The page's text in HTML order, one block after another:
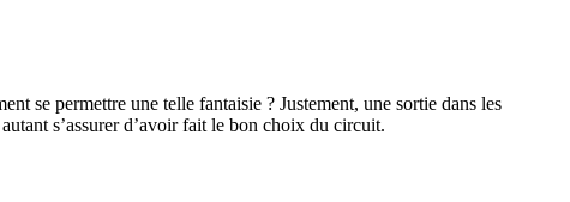
se permettre une telle fantaisie ? Justement, une sortie dans les
s’assurer d’avoir fait le bon choix du circuit.